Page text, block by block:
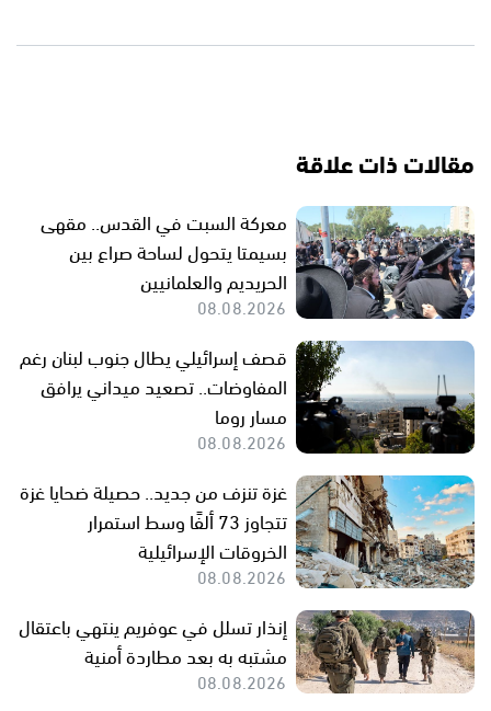
مقالات ذات علاقة
معركة السبت في القدس.. مقهى
بسيمتا يتحول لساحة صراع بين
الحريديم والعلمانيين
08.08.2026
قصف إسرائيلي يطال جنوب لبنان رغم
المفاوضات.. تصعيد ميداني يرافق
مسار روما
08.08.2026
غزة تنزف من جديد.. حصيلة ضحايا غزة
تتجاوز 73 ألفًا وسط استمرار
الخروقات الإسرائيلية
08.08.2026
إنذار تسلل في عوفريم ينتهي باعتقال
مشتبه به بعد مطاردة أمنية
08.08.2026